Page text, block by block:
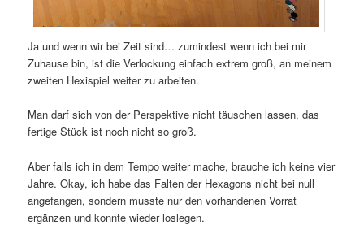
Ja und wenn wir bei Zeit sind… zumindest wenn ich bei mir
Zuhause bin, ist die Verlockung einfach extrem groß, an meinem
zweiten Hexispiel weiter zu arbeiten.
Man darf sich von der Perspektive nicht täuschen lassen, das
fertige Stück ist noch nicht so groß.
Aber falls ich in dem Tempo weiter mache, brauche ich keine vier
Jahre. Okay, ich habe das Falten der Hexagons nicht bei null
angefangen, sondern musste nur den vorhandenen Vorrat
ergänzen und konnte wieder loslegen.